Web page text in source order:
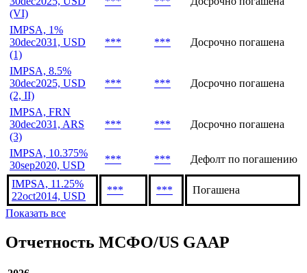
IMPSA, 9.5%
30dec2025, USD
IMPSA, 8.5%
30dec2025, USD
(VI)
*** *** Досрочно погашена
IMPSA, 1%
30dec2031, USD
(1)
*** *** Досрочно погашена
IMPSA, 8.5%
30dec2025, USD
(2, II)
*** *** Досрочно погашена
IMPSA, FRN
30dec2031, ARS
(3)
IMPSA, 10.375%
30sep2020, USD
*** *** Дефолт по погашению
22oct2014, USD
*** ***
Погашена